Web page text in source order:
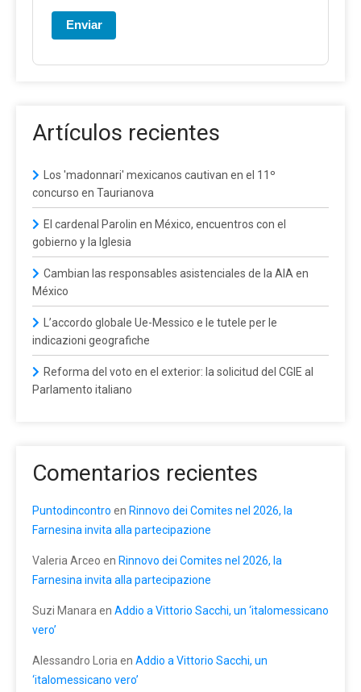
Enviar
Artículos recientes
Los 'madonnari' mexicanos cautivan en el 11º
concurso en Taurianova
El cardenal Parolin en México, encuentros con el
gobierno y la Iglesia
Cambian las responsables asistenciales de la AIA en
México
L’accordo globale Ue-Messico e le tutele per le
indicazioni geografiche
Reforma del voto en el exterior: la solicitud del CGIE al
Parlamento italiano
Comentarios recientes
Puntodincontro en Rinnovo dei Comites nel 2026, la
Farnesina invita alla partecipazione
Valeria Arceo en Rinnovo dei Comites nel 2026, la
Farnesina invita alla partecipazione
Suzi Manara en Addio a Vittorio Sacchi, un ‘italomessicano
vero’
Alessandro Loria en Addio a Vittorio Sacchi, un
‘italomessicano vero’